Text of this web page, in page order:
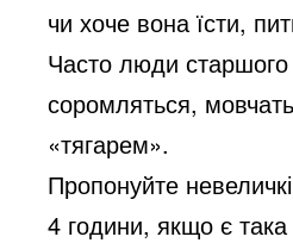
чи хоче вона їсти,
Часто люди старшого
соромляться,
«тягарем».
Пропонуйте
4 години, якщо є